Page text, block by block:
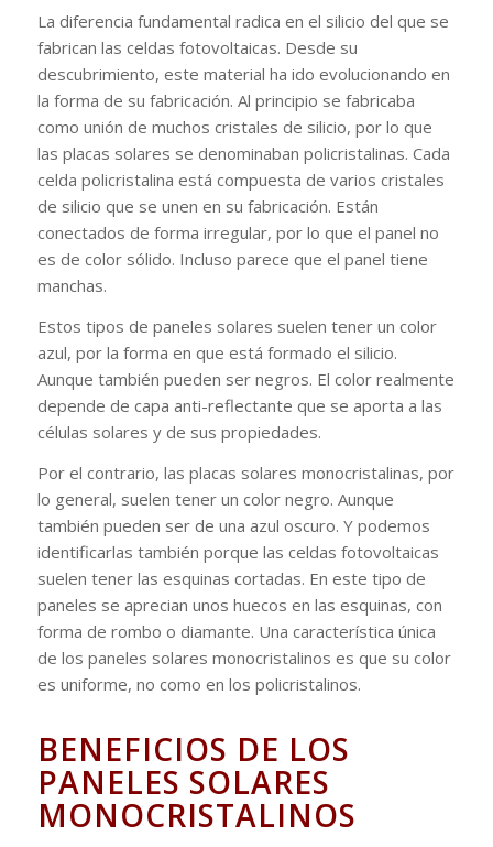
La diferencia fundamental radica en el silicio del que se
fabrican las celdas fotovoltaicas. Desde su
descubrimiento, este material ha ido evolucionando en
la forma de su fabricación. Al principio se fabricaba
como unión de muchos cristales de silicio, por lo que
las placas solares se denominaban policristalinas. Cada
celda policristalina está compuesta de varios cristales
de silicio que se unen en su fabricación. Están
conectados de forma irregular, por lo que el panel no
es de color sólido. Incluso parece que el panel tiene
manchas.
Estos tipos de paneles solares suelen tener un color
azul, por la forma en que está formado el silicio.
Aunque también pueden ser negros. El color realmente
depende de capa anti-reflectante que se aporta a las
células solares y de sus propiedades.
Por el contrario, las placas solares monocristalinas, por
lo general, suelen tener un color negro. Aunque
también pueden ser de una azul oscuro. Y podemos
identificarlas también porque las celdas fotovoltaicas
suelen tener las esquinas cortadas. En este tipo de
paneles se aprecian unos huecos en las esquinas, con
forma de rombo o diamante. Una característica única
de los paneles solares monocristalinos es que su color
es uniforme, no como en los policristalinos.
BENEFICIOS DE LOS
PANELES SOLARES
MONOCRISTALINOS